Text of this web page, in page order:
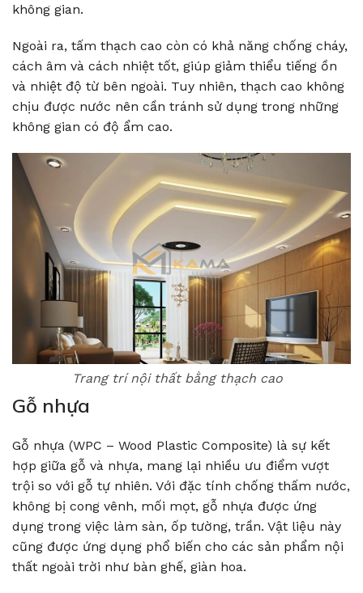
không gian.
Ngoài ra, tấm thạch cao còn có khả năng chống cháy,
cách âm và cách nhiệt tốt, giúp giảm thiểu tiếng ồn
và nhiệt độ từ bên ngoài. Tuy nhiên, thạch cao không
chịu được nước nên cần tránh sử dụng trong những
không gian có độ ẩm cao.
Trang trí nội thất bằng thạch cao
Gỗ nhựa
Gỗ nhựa (WPC – Wood Plastic Composite) là sự kết
hợp giữa gỗ và nhựa, mang lại nhiều ưu điểm vượt
trội so với gỗ tự nhiên. Với đặc tính chống thấm nước,
không bị cong vênh, mối mọt, gỗ nhựa được ứng
dụng trong việc làm sàn, ốp tường, trần. Vật liệu này
cũng được ứng dụng phổ biến cho các sản phẩm nội
thất ngoài trời như bàn ghế, giàn hoa.